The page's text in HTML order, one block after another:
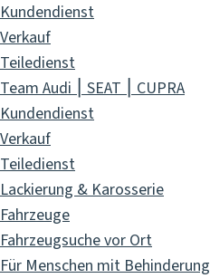
Kundendienst
Verkauf
Teiledienst
Team Audi ⎮ SEAT ⎮ CUPRA
Kundendienst
Verkauf
Teiledienst
Lackierung & Karosserie
Fahrzeuge
Fahrzeugsuche vor Ort
Für Menschen mit Behinderung